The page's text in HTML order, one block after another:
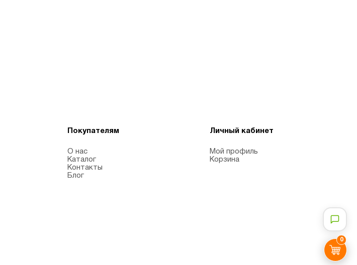
0
Покупателям
О нас
Каталог
Контакты
Блог
Личный кабинет
Мой профиль
Корзина